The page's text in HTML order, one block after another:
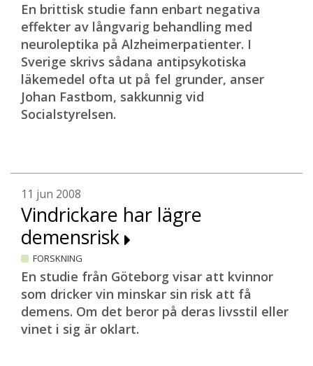
En brittisk studie fann enbart negativa
effekter av långvarig behandling med
neuroleptika på Alzheimerpatienter. I
Sverige skrivs sådana antipsykotiska
läkemedel ofta ut på fel grunder, anser
Johan Fastbom, sakkunnig vid
Socialstyrelsen.
11 jun 2008
Vindrickare har lägre
demensrisk
FORSKNING
En studie från Göteborg visar att kvinnor
som dricker vin minskar sin risk att få
demens. Om det beror på deras livsstil eller
vinet i sig är oklart.